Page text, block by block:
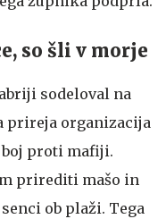
so šli v morje
sodeloval na
prireja organizacija
proti mafiji.
prirediti mašo in
ob plaži. Tega